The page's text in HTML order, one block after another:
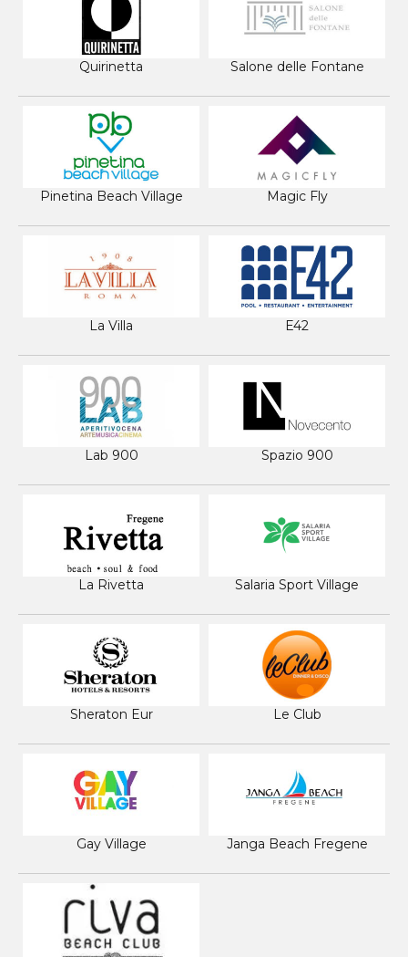
Quirinetta Salone delle Fontane
Pinetina Beach Village Magic Fly
La Villa E42
Lab 900 Spazio 900
La Rivetta Salaria Sport Village
Sheraton Eur Le Club
Gay Village Janga Beach Fregene